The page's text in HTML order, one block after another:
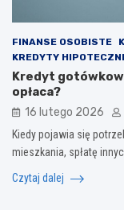
FINANSE OSOBISTE
KREDYTY
Kredyt
opłaca?
16 lutego 2026
Kiedy pojawia się
mieszkania, spłatę
Czytaj dalej